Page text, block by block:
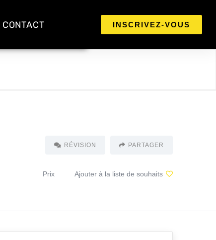
CONTACT INSCRIVEZ-VOUS
RÉVISION PARTAGER
Prix Ajouter à la liste de souhaits